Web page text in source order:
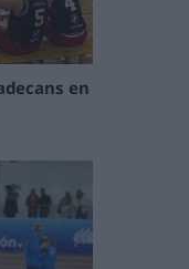
en